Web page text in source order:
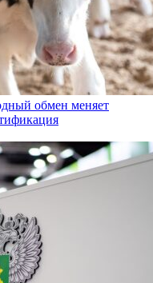
обмен меняет